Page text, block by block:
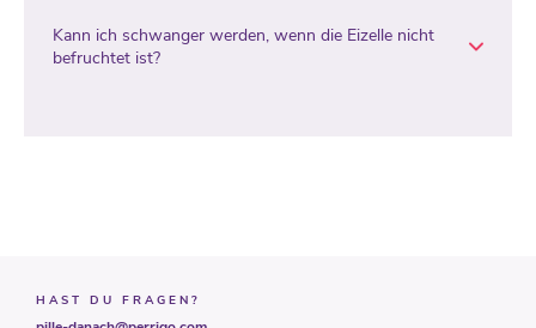
Kann ich schwanger werden, wenn die Eizelle nicht
befruchtet ist?
HAST DU FRAGEN?